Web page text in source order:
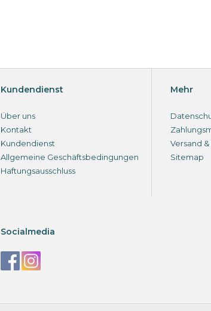
Kundendienst
Über uns
Kontakt
Kundendienst
Allgemeine Geschäftsbedingungen
Haftungsausschluss
Mehr
Versand
Sitemap
Socialmedia